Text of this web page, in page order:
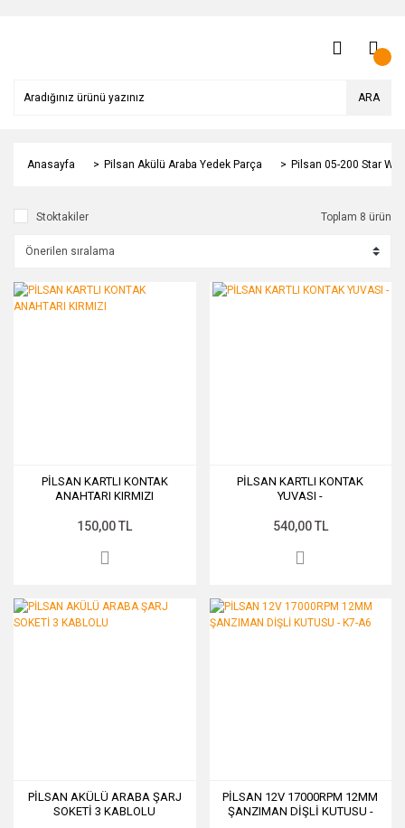
ARA
Anasayfa Pilsan Akülü Araba Yedek Parça Pilsan 05-200 Star
Stoktakiler Toplam 8 ürün
PİLSAN KARTLI KONTAK
ANAHTARI KIRMIZI
150,00 TL
PİLSAN KARTLI KONTAK
YUVASI -
540,00 TL
PİLSAN AKÜLÜ ARABA ŞARJ
SOKETİ 3 KABLOLU
PİLSAN 12V 17000RPM 12MM
ŞANZIMAN DİŞLİ KUTUSU -